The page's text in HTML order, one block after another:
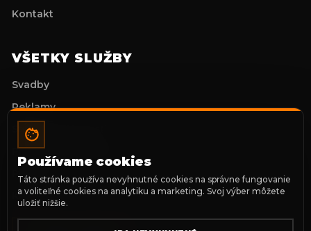
Kontakt
VŠETKY SLUŽBY
Svadby
Reklamy
Stužkové slávnosti
Prvé sväté prijímanie
Portréty
Klipy
Používame cookies
Táto stránka používa nevyhnutné cookies na správne fungovanie
a voliteľné cookies na analytiku a marketing. Svoj výber môžete
uložiť nižšie.